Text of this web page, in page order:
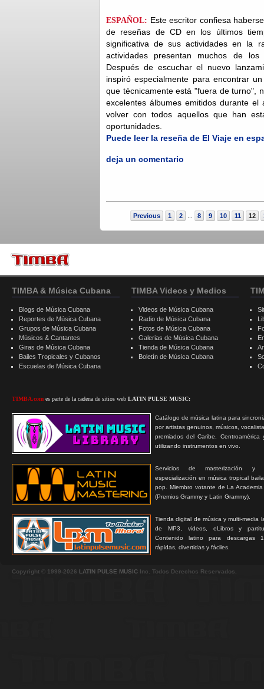
ESPAÑOL: Este escritor confiesa
de reseñas de CD en los últimos
significativa de sus actividades en la
actividades presentan muchos de
Después de escuchar el nuevo
inspiró especialmente para encontrar
que técnicamente está "fuera de turno",
excelentes álbumes emitidos durante
volver con todos aquellos que han
oportunidades.
Puede leer la reseña de El Viaje en
deja un comentario
Previous 1 2 ... 8 9 10 11 12
TIMBA & Música Cubana
Blogs de Música Cubana
Reportes de Música Cubana
Grupos de Música Cubana
Músicos & Cantantes
Giras de Música Cubana
Bailes Tropicales y Cubanos
Escuelas de Música Cubana
TIMBA.com es parte de la cadena de sitios web LATIN PULSE MUSIC:
Catálogo de música latina para
por artistas genuinos, músicos,
premiados del Caribe, Centroamérica
utilizando instrumentos en vivo.
Servicios de masterización y
especialización en música tropical
pop. Miembro votante de La
(Premios Grammy y Latin Grammy).
Tienda digital de música y multi-media
de MP3, videos, eLibros y
Contenido latino para descargas
rápidas, divertidas y fáciles.
TIMBA Videos y Medios
Videos de Música Cubana
Radio de Música Cubana
Fotos de Música Cubana
Galerias de Música Cubana
Tienda de Música Cubana
Boletín de Música Cubana
Copyright © 1999-2026 LATIN PULSE MUSIC Inc. Todos Derechos Reservados.